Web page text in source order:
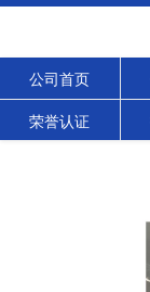
公司首页
荣誉认证